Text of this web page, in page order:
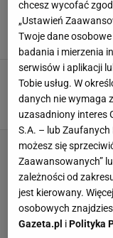
inni
chcesz wycofać
„Ustawień
Twoje dane
badania i mierzenia
serwisów i aplikacji
Tobie usług. W
danych nie wymaga
uzasadniony interes
S.A. – lub
możesz się
Zaawansowanych”
zależności od
jest kierowany.
osobowych
Gazeta.pl iPolityka